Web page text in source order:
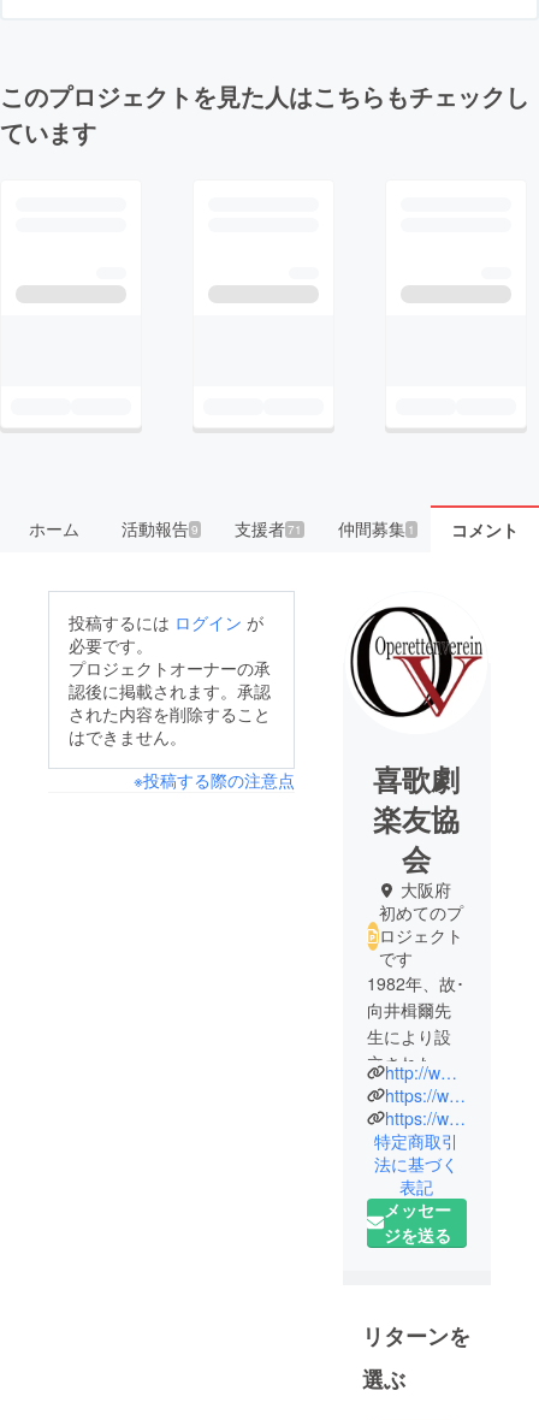
このプロジェクトを見た人はこちらもチェックし
ています
ホーム 活動報告9 支援者71 仲間募集 1 コメント
投稿するには ログイン が
必要です。
プロジェクトオーナーの承
認後に掲載されます。承認
された内容を削除すること
はできません。
※投稿する際の注意点
喜歌劇
楽友協
会
大阪府
初めてのプ
ロジェクト
です
1982年、故･
向井楫爾先
生により設
立された喜
歌劇楽友協
会。オペ
レッタの普
及を理念
に、32年間
長きにわた
り公演を続
年、向井理
事長逝去。
翌2023年に
http://www.operettenverein.com/
https://www.instagram.com/operettenverein2026/
https://www.threads.com/@operettenverein2026
特定商取引
法に基づく
表記
メッセー
ジを送る
リターンを
選ぶ